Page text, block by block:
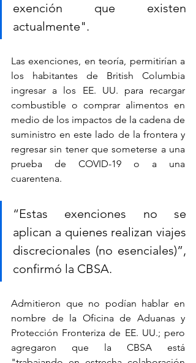
exención que existen
actualmente".
Las exenciones, en teoría, permitirían a
los habitantes de British Columbia
ingresar a los EE. UU. para recargar
combustible o comprar alimentos en
medio de los impactos de la cadena de
suministro en este lado de la frontera y
regresar sin tener que someterse a una
prueba de COVID-19 o a una
cuarentena.
“Estas exenciones no se
aplican a quienes realizan viajes
discrecionales (no esenciales)”,
confirmó la CBSA.
Admitieron que no podían hablar en
nombre de la Oficina de Aduanas y
Protección Fronteriza de EE. UU.; pero
agregaron que la CBSA está